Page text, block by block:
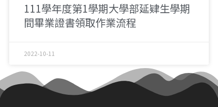
111學年度第1學期大學部延肄生學期
間畢業證書領取作業流程
2022-10-11